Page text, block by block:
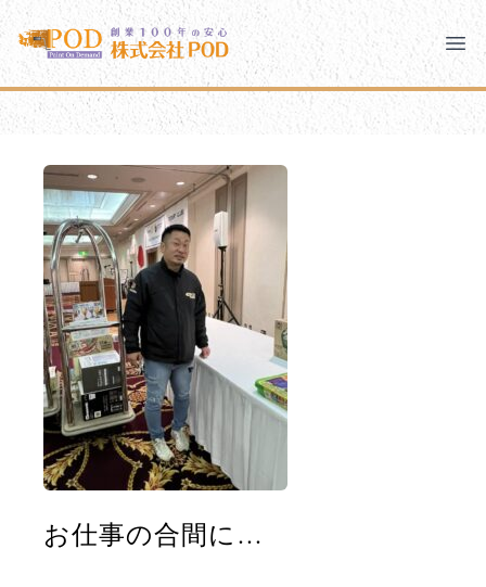
メインコンテンツにスキップ
株式会社ペイント・オン・デマンド
千葉の外壁塗装・屋根塗装なら創業100年の安心 ペイン
株式会社ペイント・オン・デマンド
モバイルメニュー
PODのまちづくり 安心の取り組み
ご相談と流れ
PODについて
お仕事の合間に…